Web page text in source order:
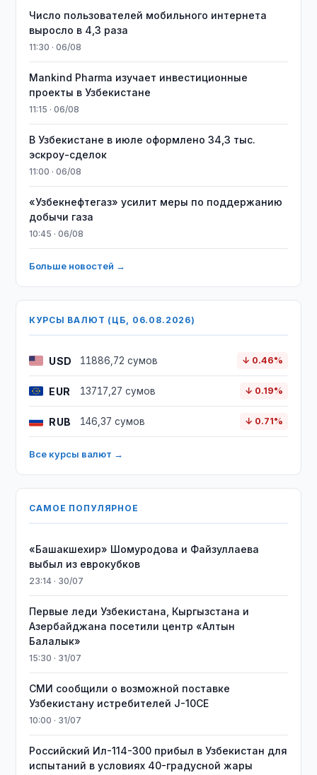
Число пользователей мобильного интернета
выросло в 4,3 раза
11:30 · 06/08
Mankind Pharma изучает инвестиционные
проекты в Узбекистане
11:15 · 06/08
В Узбекистане в июле оформлено 34,3 тыс.
эскроу-сделок
11:00 · 06/08
«Узбекнефтегаз» усилит меры по поддержанию
добычи газа
10:45 · 06/08
Больше новостей →
КУРСЫ ВАЛЮТ (ЦБ, 06.08.2026)
USD 11886,72 сумов ↓ 0.46%
EUR 13717,27 сумов ↓ 0.19%
RUB 146,37 сумов ↓ 0.71%
Все курсы валют →
САМОЕ ПОПУЛЯРНОЕ
«Башакшехир» Шомуродова и Файзуллаева
выбыл из еврокубков
23:14 · 30/07
Первые леди Узбекистана, Кыргызстана и
Азербайджана посетили центр «Алтын
Балалык»
15:30 · 31/07
СМИ сообщили о возможной поставке
Узбекистану истребителей J-10CE
10:00 · 31/07
Российский Ил-114-300 прибыл в Узбекистан для
испытаний в условиях 40-градусной жары